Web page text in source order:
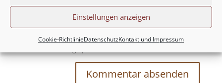
Einstellungen anzeigen
Cookie-RichtlinieDatenschutzKontakt und Impressum
Meinen Namen, meine E-Mail-Adresse und
meine Website in diesem Browser für die nächste